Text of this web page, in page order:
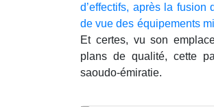
d’effectifs, après la fusion
de vue des équipements
Et certes, vu son
plans de qualité, cette
saoudo-émiratie.